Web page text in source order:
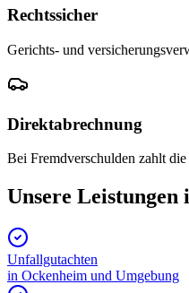
Rechtssicher
Gerichts- und
Direktabrechnung
Bei Fremdverschulden zahlt
Unsere Leistungen
Unfallgutachten
in Ockenheim und Umgebung